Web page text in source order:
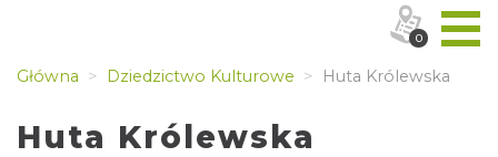
Główna Dziedzictwo Kulturowe Huta Królewska
Huta Królewska
0